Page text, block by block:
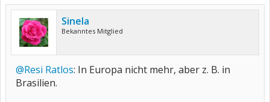
Sinela
Bekanntes Mitglied
@Resi Ratlos: In Europa nicht mehr, aber z. B. in
Brasilien.